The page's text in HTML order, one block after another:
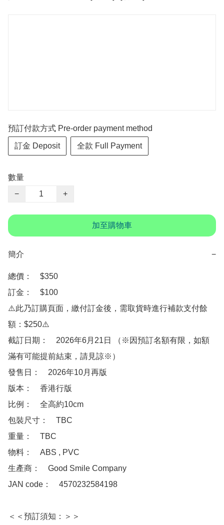
預訂付款方式 Pre-order payment method
訂金 Deposit 全款 Full Payment
數量
−
+
加至購物車
簡介 −
總價：　$350
訂金：　$100
⚠️此乃訂購頁面，繳付訂金後，需取貨時進行補款支付餘
額：$250⚠️
截訂日期：　2026年6月21日 （※因預訂名額有限，如額
滿有可能提前結束，請見諒※）
發售日：　2026年10月再版
版本：　香港行版
比例：　全高約10cm
包裝尺寸：　TBC
重量：　TBC
物料：　ABS , PVC
生產商：　Good Smile Company
JAN code：　4570232584198
＜＜預訂須知：＞＞